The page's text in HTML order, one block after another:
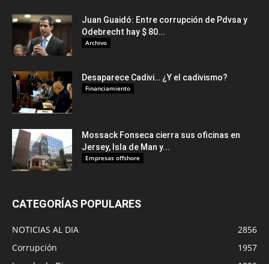
Juan Guaidó: Entre corrupción de Pdvsa y
Odebrecht hay $ 80...
Archivo
Desaparece Cadivi… ¿Y el cadivismo?
Financiamiento
Mossack Fonseca cierra sus oficinas en
Jersey, Isla de Man y...
Empresas offshore
CATEGORÍAS POPULARES
NOTICIAS AL DIA
2856
Corrupción
1957